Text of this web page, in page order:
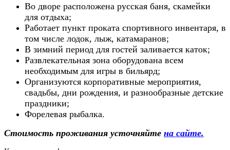
Во дворе расположена русская баня, скамейки
для отдыха;
Работает пункт проката спортивного инвентаря, в
том числе лодок, лыж, катамаранов;
В зимний период для гостей заливается каток;
Развлекательная зона оборудована всем
необходимым для игры в бильярд;
Организуются корпоративные мероприятия,
свадьбы, дни рождения, и разнообразные детские
праздники;
Форелевая рыбалка.
Стоимость проживания усточняйте на сайте.